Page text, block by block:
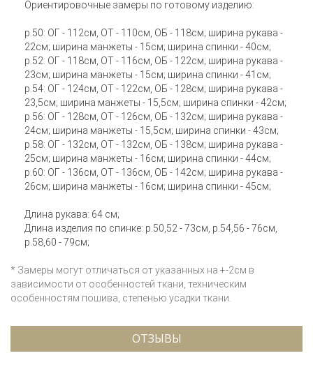
Ориентировочные замеры по готовому изделию:
р.50: ОГ - 112см, ОТ - 110см, ОБ - 118см; ширина рукава -
22см; ширина манжеты - 15см; ширина спинки - 40см;
р.52: ОГ - 118см, ОТ - 116см, ОБ - 122см; ширина рукава -
23см; ширина манжеты - 15см; ширина спинки - 41см;
р.54: ОГ - 124см, ОТ - 122см, ОБ - 128см; ширина рукава -
23,5см; ширина манжеты - 15,5см; ширина спинки - 42см;
р.56: ОГ - 128см, ОТ - 126см, ОБ - 132см; ширина рукава -
24см; ширина манжеты - 15,5см; ширина спинки - 43см;
р.58: ОГ - 132см, ОТ - 132см, ОБ - 138см; ширина рукава -
25см; ширина манжеты - 16см; ширина спинки - 44см;
р.60: ОГ - 136см, ОТ - 136см, ОБ - 142см; ширина рукава -
26см; ширина манжеты - 16см; ширина спинки - 45см;
Длина рукава: 64 см;
Длина изделия по спинке: р.50,52 - 73см, р.54,56 - 76см,
р.58,60 - 79см;
* Замеры могут отличаться от указанных на +-2см в
зависимости от особенностей ткани, техническим
особенностям пошива, степенью усадки ткани.
ОТЗЫВЫ